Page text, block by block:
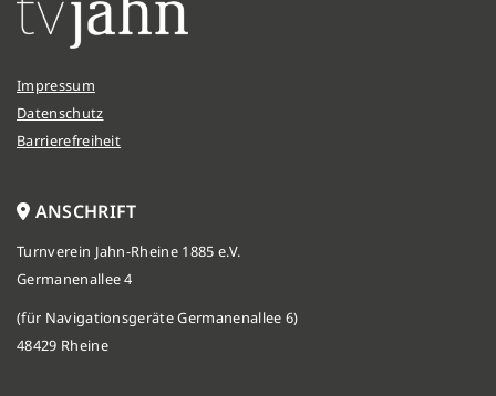
Impressum
Datenschutz
Barrierefreiheit
ANSCHRIFT
Turnverein Jahn-Rheine 1885 e.V.
Germanenallee 4
(für Navigationsgeräte Germanenallee 6)
48429 Rheine